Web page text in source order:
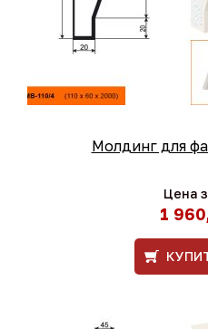
Молдинг для
Цена
1